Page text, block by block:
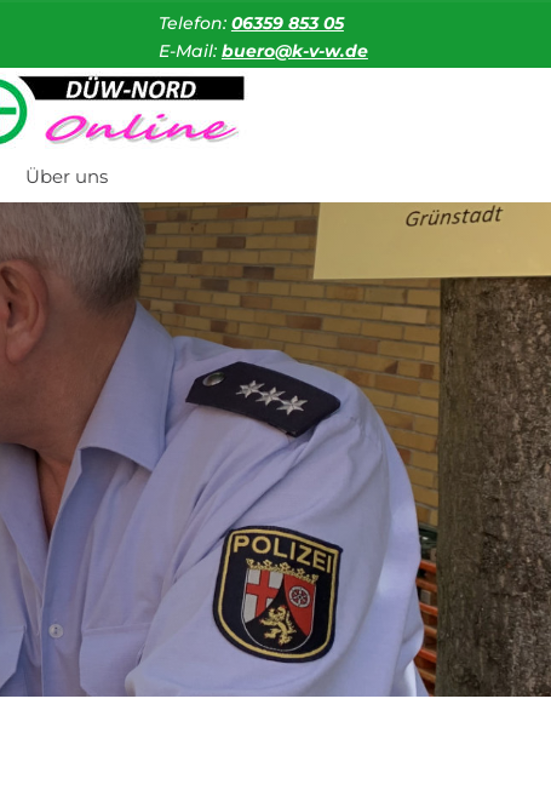
Telefon: 06359 853 05
E-Mail: buero@k-v-w.de
Über uns